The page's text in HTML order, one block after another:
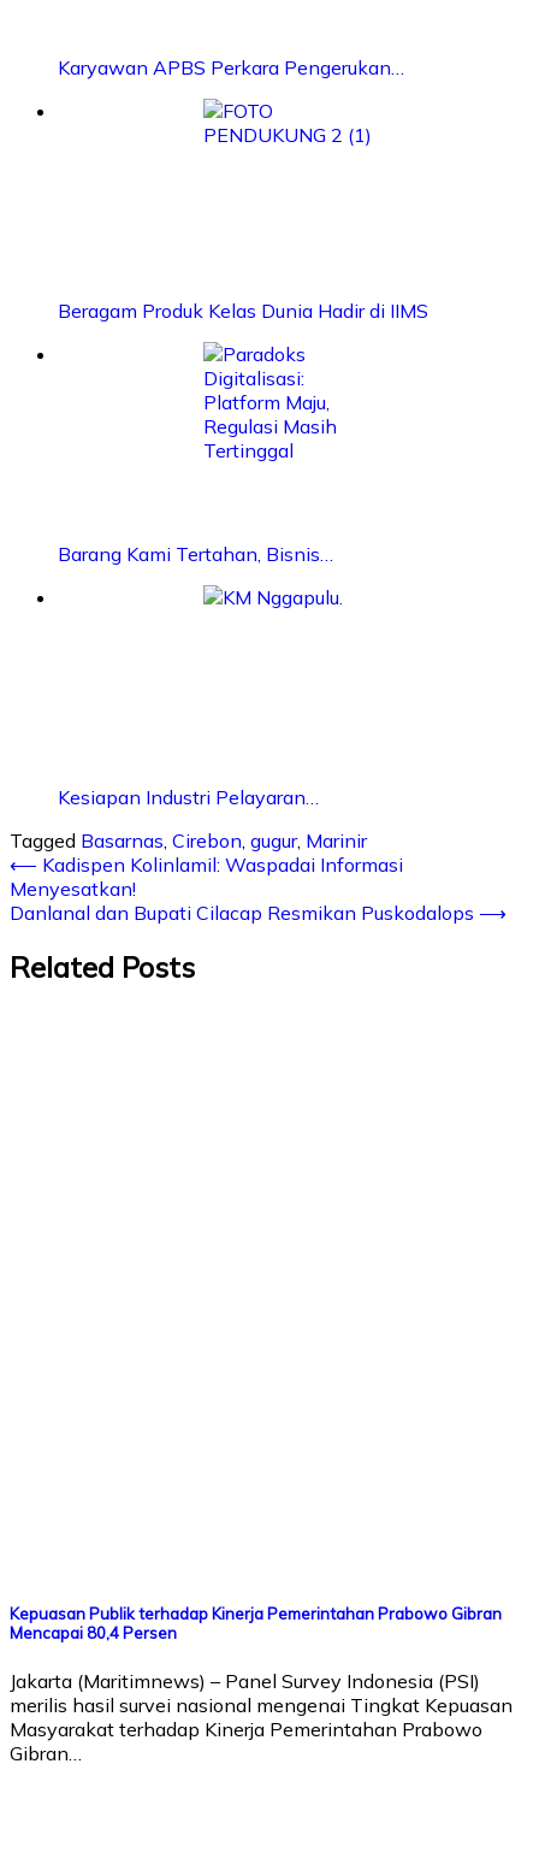
Karyawan APBS Perkara Pengerukan…
Beragam Produk Kelas Dunia Hadir di IIMS
Barang Kami Tertahan, Bisnis…
Kesiapan Industri Pelayaran…
Tagged Basarnas, Cirebon, gugur, Marinir
⟵ Kadispen Kolinlamil: Waspadai Informasi
Menyesatkan!
Danlanal dan Bupati Cilacap Resmikan Puskodalops ⟶
Related Posts
Kepuasan Publik terhadap Kinerja Pemerintahan Prabowo Gibran
Mencapai 80,4 Persen
Jakarta (Maritimnews) – Panel Survey Indonesia (PSI)
merilis hasil survei nasional mengenai Tingkat Kepuasan
Masyarakat terhadap Kinerja Pemerintahan Prabowo
Gibran…